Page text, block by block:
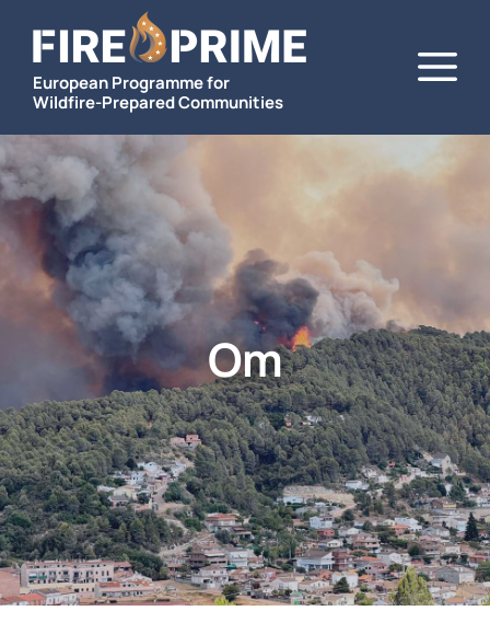
innehållEuropean Programme for
Wildfire-Prepared Communities
Om